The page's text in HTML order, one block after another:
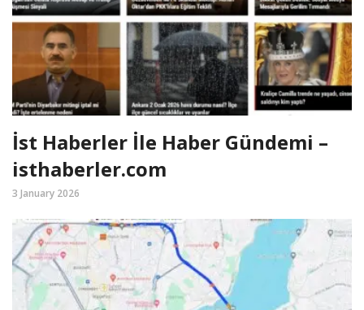
İst Haberler İle Haber Gündemi –
isthaberler.com
3 January 2026